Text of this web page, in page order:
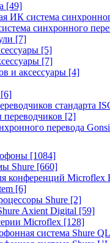
[49]
ИК система
синхронного
[7]
[5]
[7]
и аксессуары [4]
[6]
стандарта
[2]
перевода
[1084]
Shure [660]
конференций Microflex
[6]
Shure [2]
Axient Digital [59]
Microflex [128]
система Shure